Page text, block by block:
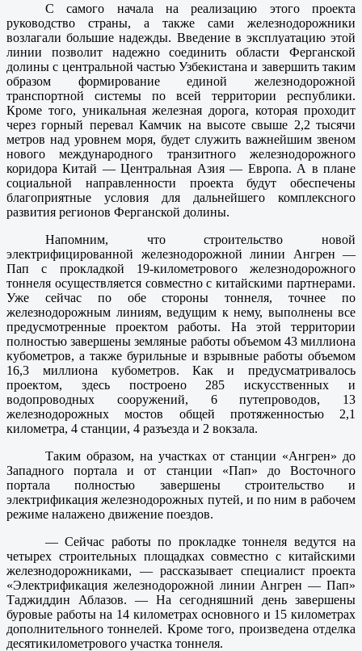
С самого начала на реализацию этого проекта
руководство страны, а также сами железнодорожники
возлагали большие надежды. Введение в эксплуатацию этой
линии позволит надежно соединить области Ферганской
долины с центральной частью Узбекистана и завершить таким
образом формирование единой железнодорожной
транспортной системы по всей территории республики.
Кроме того, уникальная железная дорога, которая проходит
через горный перевал Камчик на высоте свыше 2,2 тысячи
метров над уровнем моря, будет служить важнейшим звеном
нового международного транзитного железнодорожного
коридора Китай — Центральная Азия — Европа. А в плане
социальной направленности проекта будут обеспечены
благоприятные условия для дальнейшего комплексного
развития регионов Ферганской долины.
Напомним, что строительство новой
электрифицированной железнодорожной линии Ангрен —
Пап с прокладкой 19-километрового железнодорожного
тоннеля осуществляется совместно с китайскими партнерами.
Уже сейчас по обе стороны тоннеля, точнее по
железнодорожным линиям, ведущим к нему, выполнены все
предусмотренные проектом работы. На этой территории
полностью завершены земляные работы объемом 43 миллиона
кубометров, а также бурильные и взрывные работы объемом
16,3 миллиона кубометров. Как и предусматривалось
проектом, здесь построено 285 искусственных и
водопроводных сооружений, 6 путепроводов, 13
железнодорожных мостов общей протяженностью 2,1
километра, 4 станции, 4 разъезда и 2 вокзала.
Таким образом, на участках от станции «Ангрен» до
Западного портала и от станции «Пап» до Восточного
портала полностью завершены строительство и
электрификация железнодорожных путей, и по ним в рабочем
режиме налажено движение поездов.
— Сейчас работы по прокладке тоннеля ведутся на
четырех строительных площадках совместно с китайскими
железнодорожниками, — рассказывает специалист проекта
«Электрификация железнодорожной линии Ангрен — Пап»
Таджиддин Аблазов. — На сегодняшний день завершены
буровые работы на 14 километрах основного и 15 километрах
дополнительного тоннелей. Кроме того, произведена отделка
десятикилометрового участка тоннеля.